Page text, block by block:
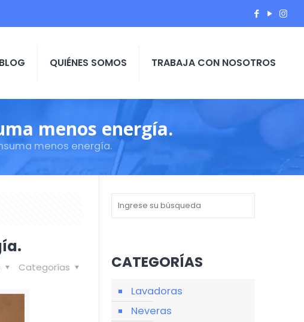
BLOG QUIÉNES SOMOS TRABAJA CON NOSOTROS
menos energía.
menos energía.
Categorías CATEGORÍAS
Lavadoras
Neveras